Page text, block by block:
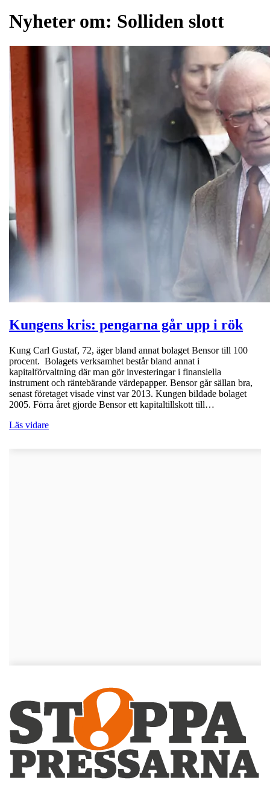
Nyheter om: Solliden slott
Kungens kris: pengarna går upp i rök
Kung Carl Gustaf, 72, äger bland annat bolaget Bensor till 100
procent. Bolagets verksamhet består bland annat i
kapitalförvaltning där man gör investeringar i finansiella
instrument och räntebärande värdepapper. Bensor går sällan bra,
senast företaget visade vinst var 2013. Kungen bildade bolaget
2005. Förra året gjorde Bensor ett kapitaltillskott till…
Läs vidare